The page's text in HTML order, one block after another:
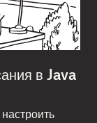
в Java